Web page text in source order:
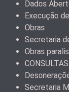
Dados
Execução
Obras
Secretaria
Obras
Secretaria